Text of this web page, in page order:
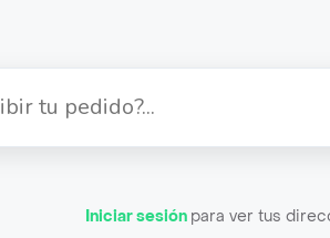
Iniciar sesión para ver tus